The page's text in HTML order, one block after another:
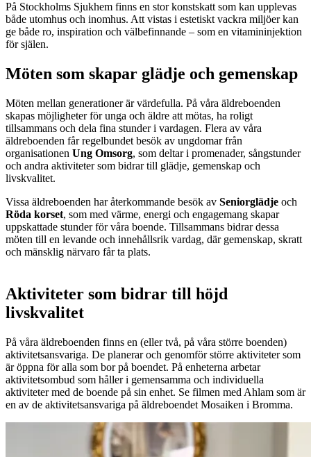
På Stockholms Sjukhem finns en stor konstskatt som kan upplevas
både utomhus och inomhus. Att vistas i estetiskt vackra miljöer kan
ge både ro, inspiration och välbefinnande – som en vitamininjektion
för själen.
Möten som skapar glädje och gemenskap
Möten mellan generationer är värdefulla. På våra äldreboenden
skapas möjligheter för unga och äldre att mötas, ha roligt
tillsammans och dela fina stunder i vardagen. Flera av våra
äldreboenden får regelbundet besök av ungdomar från
organisationen Ung Omsorg, som deltar i promenader, sångstunder
och andra aktiviteter som bidrar till glädje, gemenskap och
livskvalitet.
Vissa äldreboenden har återkommande besök av Seniorglädje och
Röda korset, som med värme, energi och engagemang skapar
uppskattade stunder för våra boende. Tillsammans bidrar dessa
möten till en levande och innehållsrik vardag, där gemenskap, skratt
och mänsklig närvaro får ta plats.
Aktiviteter som bidrar till höjd
livskvalitet
På våra äldreboenden finns en (eller två, på våra större boenden)
aktivitetsansvariga. De planerar och genomför större aktiviteter som
är öppna för alla som bor på boendet. På enheterna arbetar
aktivitetsombud som håller i gemensamma och individuella
aktiviteter med de boende på sin enhet. Se filmen med Ahlam som är
en av de aktivitetsansvariga på äldreboendet Mosaiken i Bromma.